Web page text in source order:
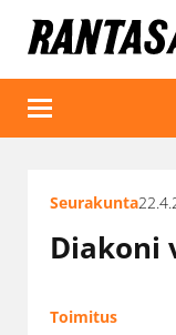
Seurakunta
Diakoni
Toimitus